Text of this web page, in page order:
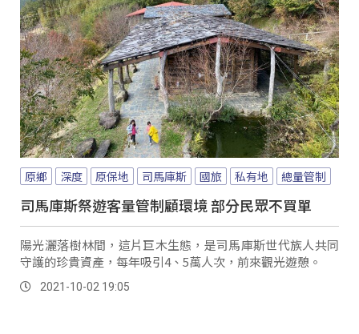
原鄉 深度 原保地 司馬庫斯 國旅 私有地 總量管制
司馬庫斯祭遊客量管制顧環境 部分民眾不買單
陽光灑落樹林間，這片巨木生態，是司馬庫斯世代族人共同
守護的珍貴資產，每年吸引4、5萬人次，前來觀光遊憩。
2021-10-02 19:05